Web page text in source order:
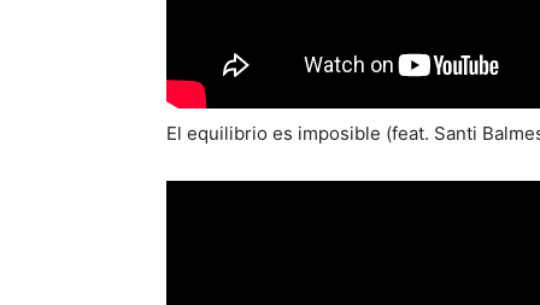
El equilibrio es imposible (feat. Santi